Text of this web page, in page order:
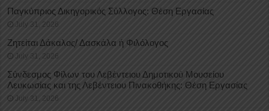
Παγκύπριος Δικηγορικός Σύλλογος: Θέση Εργασίας
July 31, 2026
Ζητείται Δάκαλος/ Δασκάλα ή Φιλόλογος
July 31, 2026
Σύνδεσμος Φίλων του Λεβέντειου Δημοτικού Μουσείου
Λευκωσίας και της Λεβέντειου Πινακοθήκης: Θέση Εργασίας
July 31, 2026